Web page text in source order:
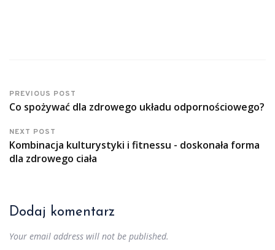
PREVIOUS POST
Co spożywać dla zdrowego układu odpornościowego?
NEXT POST
Kombinacja kulturystyki i fitnessu - doskonała forma
dla zdrowego ciała
Dodaj komentarz
Your email address will not be published.